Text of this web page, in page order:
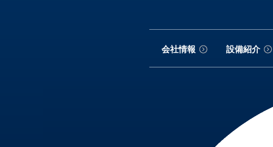
会社情報 設備紹介